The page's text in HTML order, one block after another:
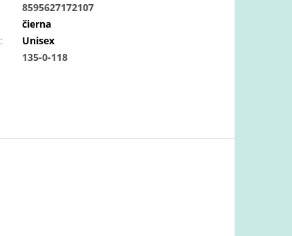
8595627172107
čierna
:
Unisex
135-0-118